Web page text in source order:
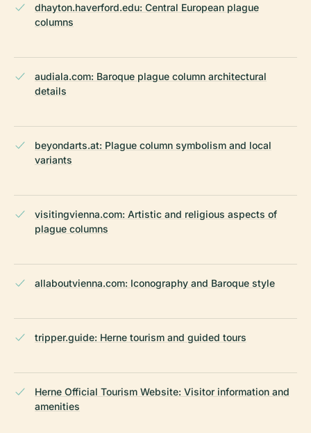
dhayton.haverford.edu: Central European plague
columns
audiala.com: Baroque plague column architectural
details
beyondarts.at: Plague column symbolism and local
variants
visitingvienna.com: Artistic and religious aspects of
plague columns
allaboutvienna.com: Iconography and Baroque style
tripper.guide: Herne tourism and guided tours
Herne Official Tourism Website: Visitor information and
amenities